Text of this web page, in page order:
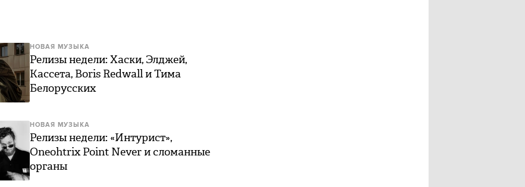
НОВАЯ МУЗЫКА
Релизы недели: Хаски, Элджей,
Кассета, Boris Redwall и Тима
Белорусских
НОВАЯ МУЗЫКА
Релизы недели: «Интурист»,
Oneohtrix Point Never и сломанные
органы